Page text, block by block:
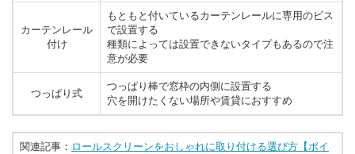
カーテンレール
付け
もともと付いているカーテンレールに専用のビス
で設置する
種類によっては設置できないタイプもあるので注
意が必要
つっぱり式
つっぱり棒で窓枠の内側に設置する
穴を開けたくない場所や賃貸におすすめ
関連記事： ロールスクリーンをおしゃれに取り付ける選び方【ポイ